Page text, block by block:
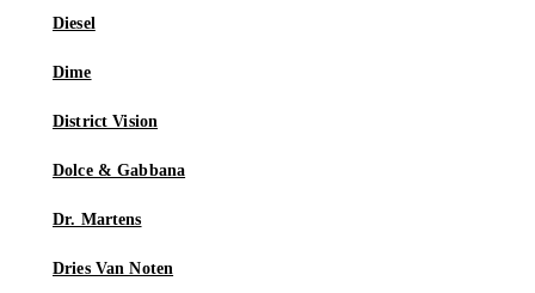
Diesel
Dime
District Vision
Dolce & Gabbana
Dr. Martens
Dries Van Noten